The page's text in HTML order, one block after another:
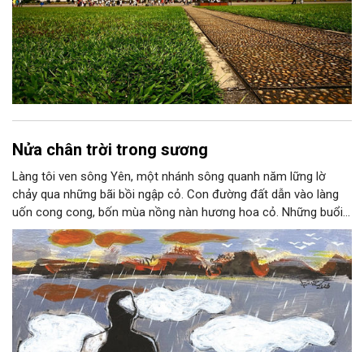
Nửa chân trời trong sương
Làng tôi ven sông Yên, một nhánh sông quanh năm lững lờ
chảy qua những bãi bồi ngập cỏ. Con đường đất dẫn vào làng
uốn cong cong, bốn mùa nồng nàn hương hoa cỏ. Những buổi
hoàng hôn, khi nắng đã dịu xuống phía cuối sông, đám hoa tím
lại thẫm màu như có ai vừa rắc lên một lớp khói.